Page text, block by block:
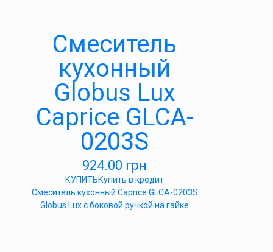
Смеситель
кухонный
Globus Lux
Caprice GLCA-
0203S
924.00 грн
КУПИТЬКупить в кредит
Смеситель кухонный Caprice GLCA-0203S
Globus Lux с боковой ручкой на гайке